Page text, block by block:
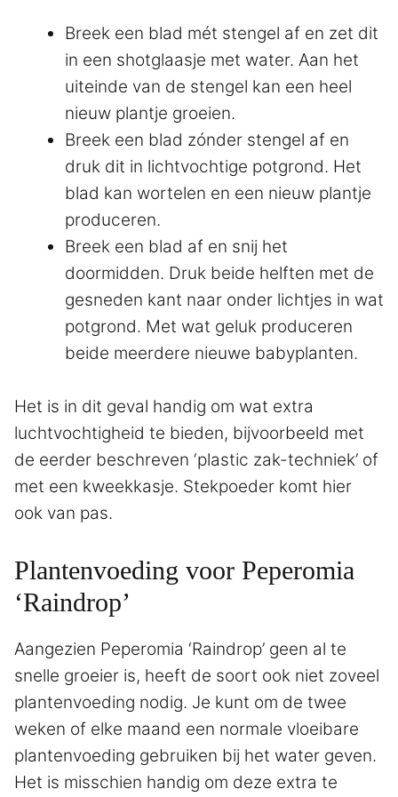
Breek een blad mét stengel af en zet dit
in een shotglaasje met water. Aan het
uiteinde van de stengel kan een heel
nieuw plantje groeien.
Breek een blad zónder stengel af en
druk dit in lichtvochtige potgrond. Het
blad kan wortelen en een nieuw plantje
produceren.
Breek een blad af en snij het
doormidden. Druk beide helften met de
gesneden kant naar onder lichtjes in wat
potgrond. Met wat geluk produceren
beide meerdere nieuwe babyplanten.
Het is in dit geval handig om wat extra
luchtvochtigheid te bieden, bijvoorbeeld met
de eerder beschreven ‘plastic zak-techniek’ of
met een kweekkasje. Stekpoeder komt hier
ook van pas.
Plantenvoeding voor Peperomia
‘Raindrop’
Aangezien Peperomia ‘Raindrop’ geen al te
snelle groeier is, heeft de soort ook niet zoveel
plantenvoeding nodig. Je kunt om de twee
weken of elke maand een normale vloeibare
plantenvoeding gebruiken bij het water geven.
Het is misschien handig om deze extra te